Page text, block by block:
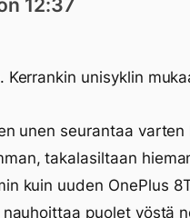
12:37
Kerrankin unisyklin
unen seurantaa
takalasiltaan
kuin uuden OnePlus
nauhoittaa puolet yöstä